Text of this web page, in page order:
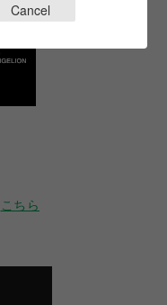
こちら
Cancel